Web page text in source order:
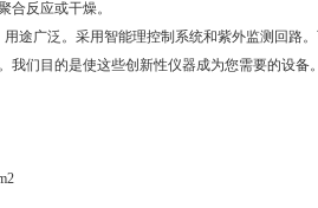
合反应或干燥。
途广泛。采用智能理控制系统和紫外监测回路
我们目的是使这些创新性仪器成为您需要的设备。